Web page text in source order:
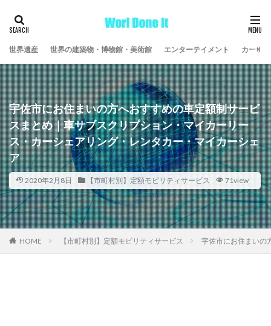
世界遺産 世界の建築物・博物館・美術館 エンターテイメント カーラ
宇佐市にお住まいの方へおすすめの車定額制サービ
スまとめ｜車サブスクリプション・マイカーリー
ス・カーシェアリング・レンタカー・マイカーシェ
ア
2020年2月8日 【市町村別】定額モビリティサービス 71view
HOME 【市町村別】定額モビリティサービス 宇佐市にお住まいの